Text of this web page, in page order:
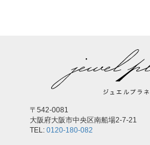
〒542-0081
大阪府大阪市中央区南船場2-7-21
TEL: 0120-180-082